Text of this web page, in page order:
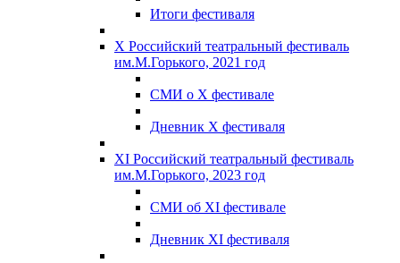
Итоги фестиваля
X Российский театральный фестиваль
им.М.Горького, 2021 год
СМИ о X фестивале
Дневник X фестиваля
XI Российский театральный фестиваль
им.М.Горького, 2023 год
СМИ об XI фестивале
Дневник XI фестиваля